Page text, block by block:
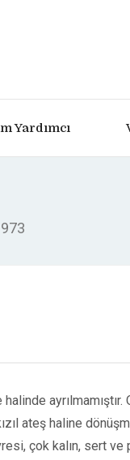
Yardımcı
ayrılmamıştır.
ateş haline
çok kalın, sert